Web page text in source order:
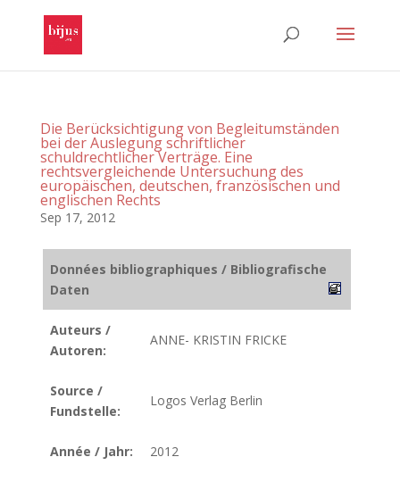
Die Berücksichtigung von Begleitumständen
bei der Auslegung schriftlicher
schuldrechtlicher Verträge. Eine
rechtsvergleichende Untersuchung des
europäischen, deutschen, französischen und
englischen Rechts
Sep 17, 2012
Données bibliographiques / Bibliografische
Daten
Auteurs /
Autoren:
ANNE- KRISTIN FRICKE
Source /
Fundstelle:
Logos Verlag Berlin
Année / Jahr: 2012